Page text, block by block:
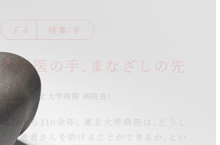
F 4 特集：手
外科医の手、まなざしの先
亀井尚（東北大学病院 病院長）
開設から110余年。東北大学病院は、どうし
たら患者さんを助けることができるか、とい
伊藤亜紗・愼 允翼往復書
簡（2）
伊藤亜紗（美学者・東京科学大学教授）
愼 允翼（東京科学大学研究員）
手は、誰にとっても身近な存在でありなが
超音波検査の上乗せで進
行乳がん罹患率低下
原田成美（東北大学大学院医学系研究科乳腺・内分
泌外科学分野 准教授）
東北大学大学院医学系研究科乳腺・内分泌外
F 4 特集：手
ブックレビュー『土門拳の
風貌』